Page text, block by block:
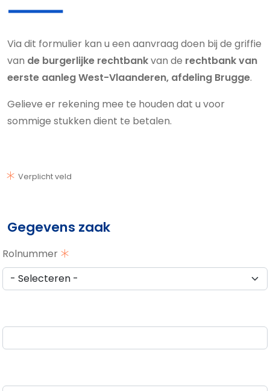
Via dit formulier kan u een aanvraag doen bij de griffie
van de burgerlijke rechtbankvan de rechtbank van
eerste aanleg West-Vlaanderen, afdeling Brugge.
Gelieve er rekening mee te houden dat u voor
sommige stukken dient te betalen.
Verplicht veld
Gegevens zaak
Rolnummer